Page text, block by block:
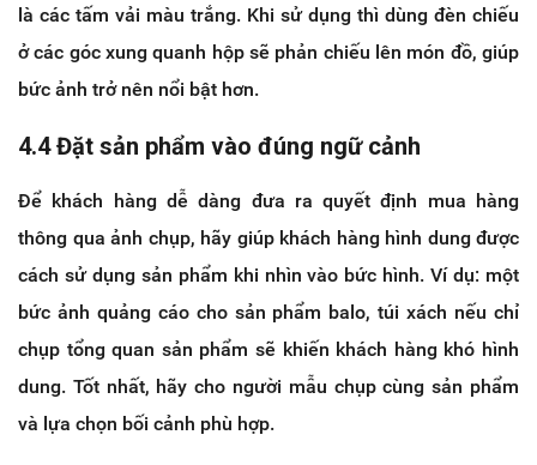
là các tấm vải màu trắng. Khi sử dụng thì dùng đèn chiếu
ở các góc xung quanh hộp sẽ phản chiếu lên món đồ, giúp
bức ảnh trở nên nổi bật hơn.
4.4 Đặt sản phẩm vào đúng ngữ cảnh
Để khách hàng dễ dàng đưa ra quyết định mua hàng
thông qua ảnh chụp, hãy giúp khách hàng hình dung được
cách sử dụng sản phẩm khi nhìn vào bức hình. Ví dụ: một
bức ảnh quảng cáo cho sản phẩm balo, túi xách nếu chỉ
chụp tổng quan sản phẩm sẽ khiến khách hàng khó hình
dung. Tốt nhất, hãy cho người mẫu chụp cùng sản phẩm
và lựa chọn bối cảnh phù hợp.